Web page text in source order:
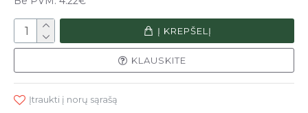
Į KREPŠELĮ
KLAUSKITE
Įtraukti į norų sąrašą